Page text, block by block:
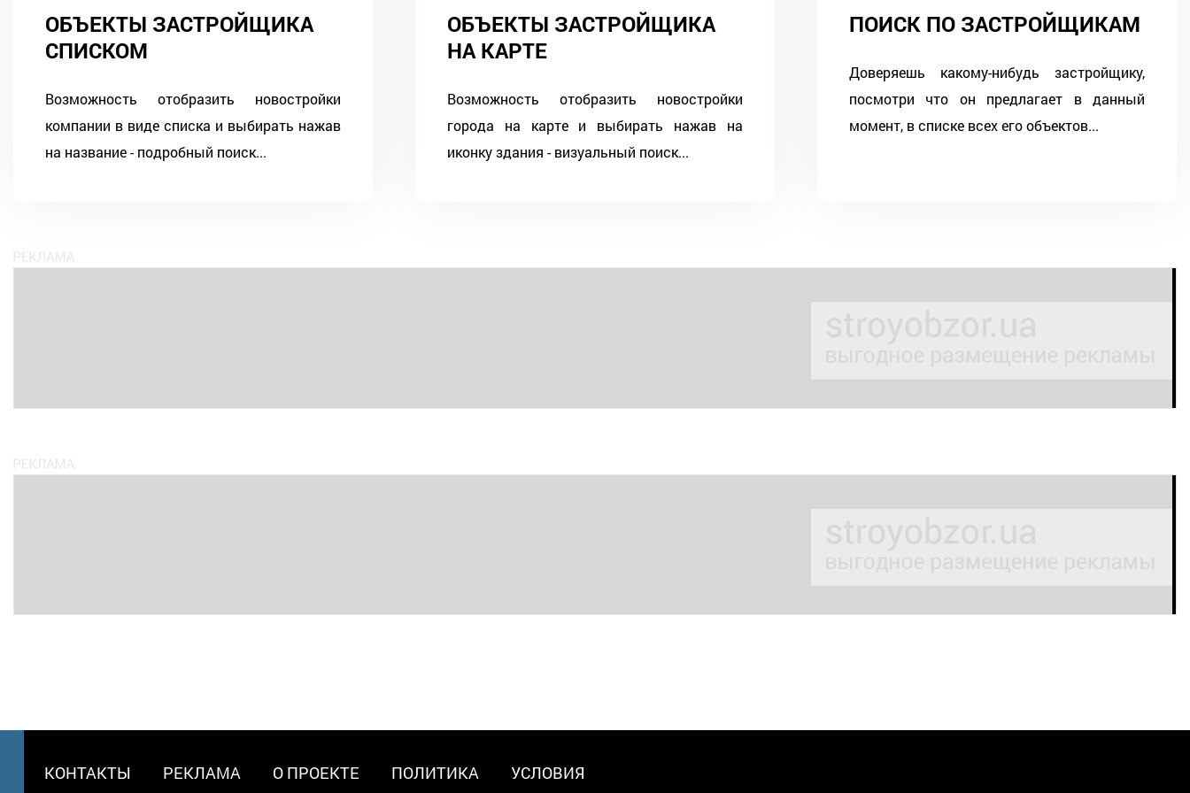
ОБЪЕКТЫ ЗАСТРОЙЩИКА
СПИСКОМ
Возможность отобразить новостройки
компании в виде списка и выбирать нажав
на название - подробный поиск...
ОБЪЕКТЫ ЗАСТРОЙЩИКА
НА КАРТЕ
Возможность отобразить новостройки
города на карте и выбирать нажав на
иконку здания - визуальный поиск...
ПОИСК ПО ЗАСТРОЙЩИКАМ
Доверяешь какому-нибудь застройщику,
посмотри что он предлагает в данный
момент, в списке всех его объектов...
МЕНЮ
КОНТАКТЫ РЕКЛАМА О ПРОЕКТЕ ПОЛИТИКА УСЛОВИЯ